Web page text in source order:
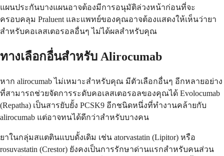
แผนประกันบางแผนอาจต้องมีการอนุมัติล่วงหน้าก่อนที่จะ
ครอบคลุม Praluent และแพทย์ของคุณอาจต้องแสดงให้เห็นว่ายา
สำหรับคอเลสเตอรอลอื่นๆ ไม่ได้ผลสำหรับคุณ
ทางเลือกอื่นสำหรับ Alirocumab
หาก alirocumab ไม่เหมาะสำหรับคุณ มีตัวเลือกอื่นๆ อีกหลายอย่าง
ที่สามารถช่วยจัดการระดับคอเลสเตอรอลของคุณได้ Evolocumab
(Repatha) เป็นสารยับยั้ง PCSK9 อีกชนิดหนึ่งที่ทำงานคล้ายกับ
alirocumab แต่อาจทนได้ดีกว่าสำหรับบางคน
ยาในกลุ่มสแตตินแบบดั้งเดิม เช่น atorvastatin (Lipitor) หรือ
rosuvastatin (Crestor) ยังคงเป็นการรักษาด่านแรกสำหรับคนส่วน